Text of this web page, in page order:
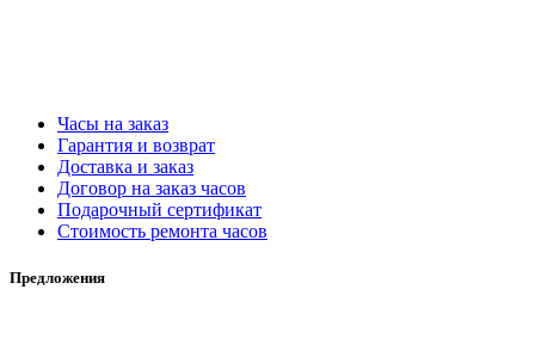
Часы на заказ
Гарантия и возврат
Доставка и заказ
Договор на заказ часов
Подарочный сертификат
Стоимость ремонта часов
Предложения